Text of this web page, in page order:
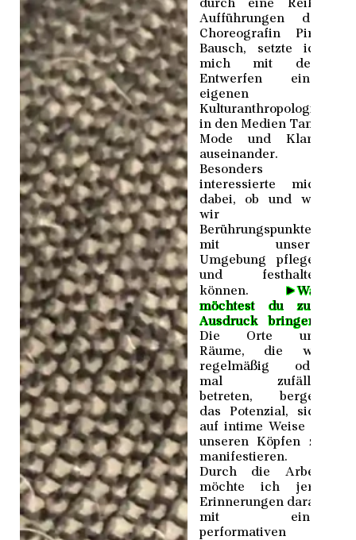
durch eine Reihe
Aufführungen der
Choreografin Pina
Bausch, setzte ich
mich mit dem
Entwerfen einer
eigenen
Kulturanthropologie
in den Medien Tanz,
Mode und Klang
auseinander.
Besonders
interessierte mich
dabei, ob und wie
wir
Berührungspunkte
mit unserer
Umgebung pflegen
und festhalten
können.
►Was
möchtest du zum
Ausdruck bringen?
Die Orte und
Räume, die wir
regelmäßig oder
mal zufällig
betreten, bergen
das Potenzial, sich
auf intime Weise in
unseren Köpfen zu
manifestieren.
Durch die Arbeit
möchte ich jene
Erinnerungen daran
mit einer
performativen